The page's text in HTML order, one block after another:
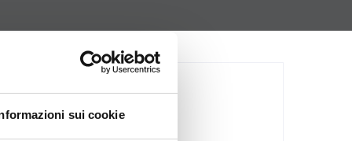
sui cookie
Category